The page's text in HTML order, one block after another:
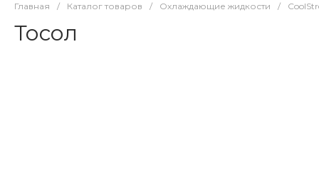
Главная / Каталог товаров / Охлаждающие жидкости /
Тосол